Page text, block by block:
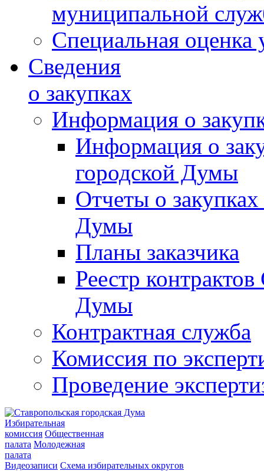
муниципальной
Специальная оценка
Сведения
о закупках
Информация о
Информация о
городской Думы
Отчеты о
Думы
Планы заказчика
Реестр
Думы
Контрактная служба
Комиссия по
Проведение
Избирательная
комиссия Общественная
палата Молодежная
палата
Видеозаписи Схема избирательных округов